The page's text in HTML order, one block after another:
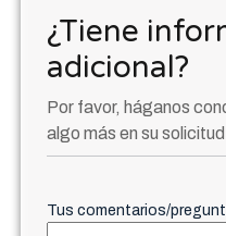
¿Tiene
adicional?
Por favor, háganos
algo más en su
Tus comentarios/